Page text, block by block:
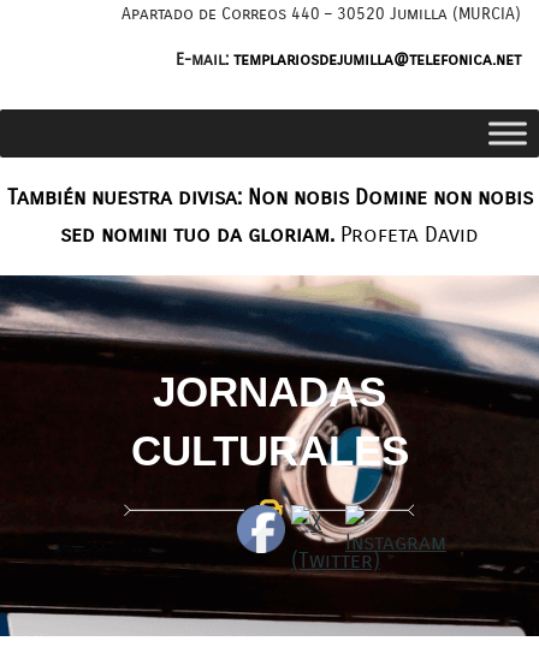
Apartado de Correos 440 – 30520 Jumilla (MURCIA)
E-mail: templariosdejumilla@telefonica.net
También nuestra divisa: Non nobis Domine non nobis
sed nomini tuo da gloriam. Profeta David
JORNADAS
CULTURALES